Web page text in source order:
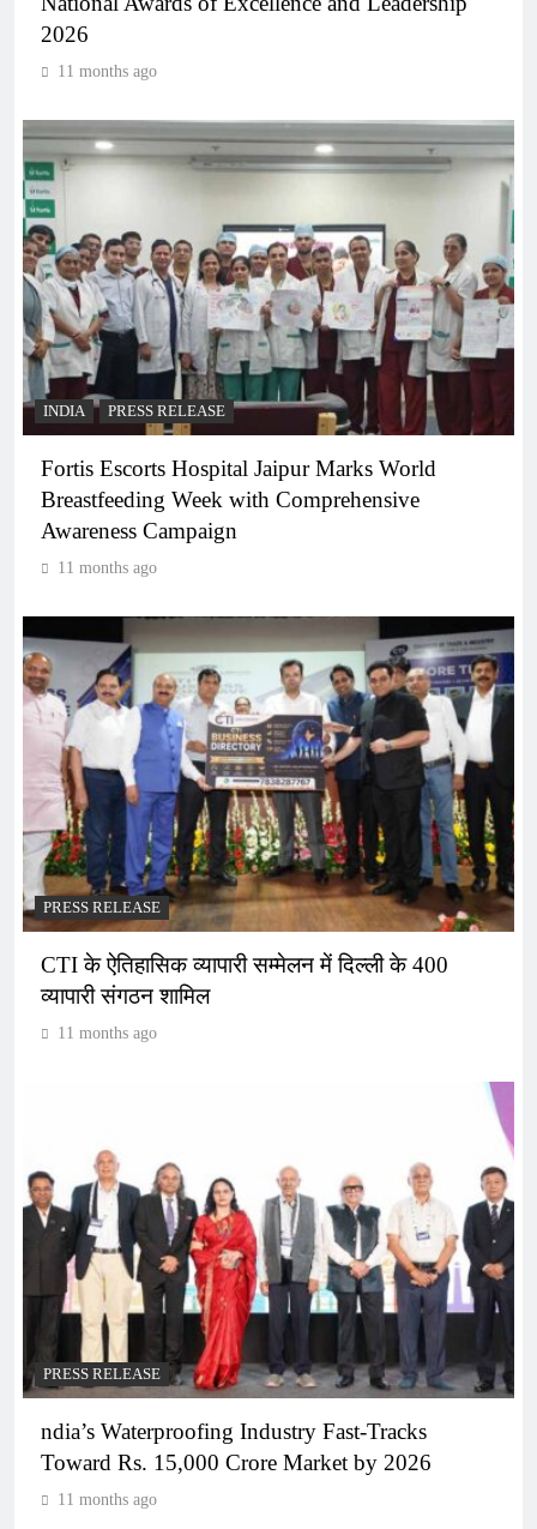
2026
11 months ago
INDIA PRESS RELEASE
Fortis Escorts Hospital Jaipur Marks World
Breastfeeding Week with Comprehensive
Awareness Campaign
11 months ago
PRESS RELEASE
CTI के ऐतिहासिक व्यापारी सम्मेलन में दिल्ली के 400
व्यापारी संगठन शामिल
11 months ago
PRESS RELEASE
ndia’s Waterproofing Industry Fast-Tracks
Toward Rs. 15,000 Crore Market by 2026
11 months ago